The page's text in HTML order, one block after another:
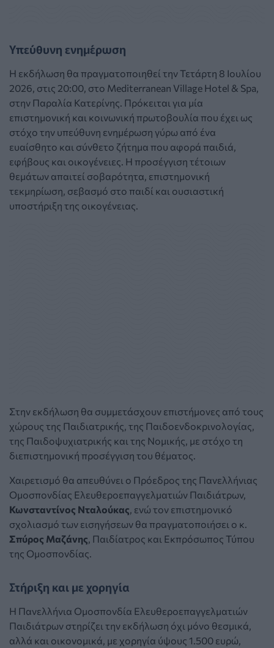
Υπεύθυνη ενημέρωση
Η εκδήλωση θα πραγματοποιηθεί την Τετάρτη 8 Ιουλίου
2026, στις 20:00, στο Mediterranean Village Hotel & Spa,
στην Παραλία Κατερίνης. Πρόκειται για μία
επιστημονική και κοινωνική πρωτοβουλία που έχει ως
στόχο την υπεύθυνη ενημέρωση γύρω από ένα
ευαίσθητο και σύνθετο ζήτημα που αφορά παιδιά,
εφήβους και οικογένειες. Η προσέγγιση τέτοιων
θεμάτων απαιτεί σοβαρότητα, επιστημονική
τεκμηρίωση, σεβασμό στο παιδί και ουσιαστική
υποστήριξη της οικογένειας.
Στην εκδήλωση θα συμμετάσχουν επιστήμονες από τους
χώρους της Παιδιατρικής, της Παιδοενδοκρινολογίας,
της Παιδοψυχιατρικής και της Νομικής, με στόχο τη
διεπιστημονική προσέγγιση του θέματος.
Χαιρετισμό θα απευθύνει ο Πρόεδρος της Πανελλήνιας
Oμοσπονδίας Ελευθεροεπαγγελματιών Παιδιάτρων,
Κωνσταντίνος Νταλούκας , ενώ τον επιστημονικό
σχολιασμό των εισηγήσεων θα πραγματοποιήσει ο κ.
Σπύρος Μαζάνης , Παιδίατρος και Εκπρόσωπος Τύπου
της Ομοσπονδίας.
Στήριξη και με χορηγία
Η Πανελλήνια Ομοσπονδία Ελευθεροεπαγγελματιών
Παιδιάτρων στηρίζει την εκδήλωση όχι μόνο θεσμικά,
αλλά και οικονομικά, με χορηγία ύψους 1.500 ευρώ,